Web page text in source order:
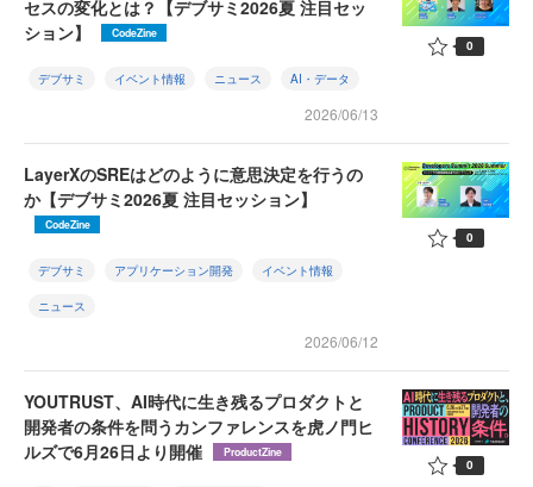
セスの変化とは？【デブサミ2026夏 注目セッ
ション】
CodeZine
デブサミ イベント情報 ニュース AI・データ
2026/06/13
0
LayerXのSREはどのように意思決定を行うの
か【デブサミ2026夏 注目セッション】
CodeZine
デブサミ アプリケーション開発 イベント情報
ニュース
2026/06/12
0
YOUTRUST、AI時代に生き残るプロダクトと
開発者の条件を問うカンファレンスを虎ノ門ヒ
ルズで6月26日より開催
ProductZine
0